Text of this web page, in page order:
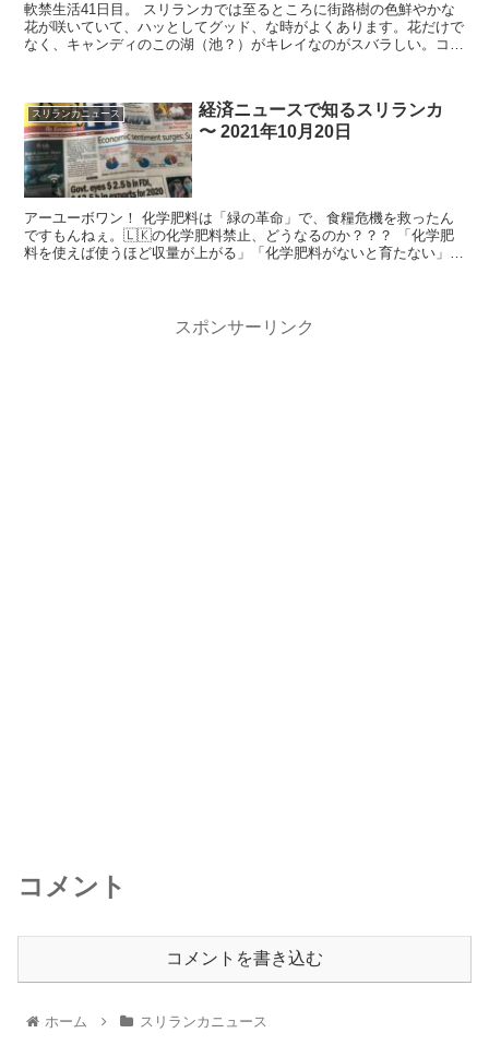
軟禁生活41日目。 スリランカでは至るところに街路樹の色鮮やかな
花が咲いていて、ハッとしてグッド、な時がよくあります。花だけで
なく、キャンディのこの湖（池？）がキレイなのがスバラしい。コロ
スリランカニュース
経済ニュースで知るスリランカ
〜 2021年10月20日
アーユーボワン！ 化学肥料は「緑の革命」で、食糧危機を救ったん
ですもんねぇ。🇱🇰の化学肥料禁止、どうなるのか？？？ 「化学肥
料を使えば使うほど収量が上がる」「化学肥料がないと育たない」
スポンサーリンク
コメント
コメントを書き込む
ホーム スリランカニュース